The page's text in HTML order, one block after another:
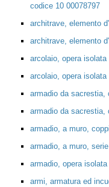
codice 10 00078797
architrave, elemento
architrave, elemento
arcolaio, opera
arcolaio, opera
armadio da sacrestia,
armadio da sacrestia,
armadio, a muro,
armadio, a muro,
armadio, opera
armi, armatura ed